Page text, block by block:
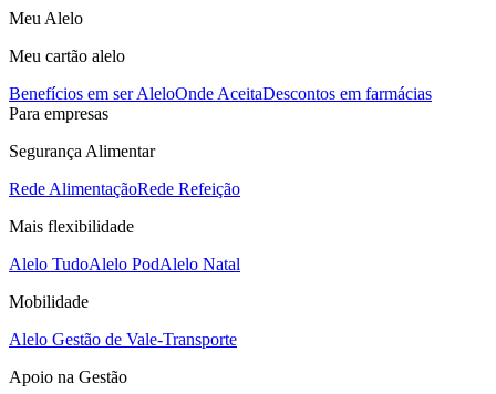
Meu Alelo
Meu cartão alelo
Benefícios em ser AleloOnde AceitaDescontos em farmácias
Para empresas
Segurança Alimentar
Rede AlimentaçãoRede Refeição
Mais flexibilidade
Alelo TudoAlelo PodAlelo Natal
Mobilidade
Alelo Gestão de Vale-Transporte
Apoio na Gestão